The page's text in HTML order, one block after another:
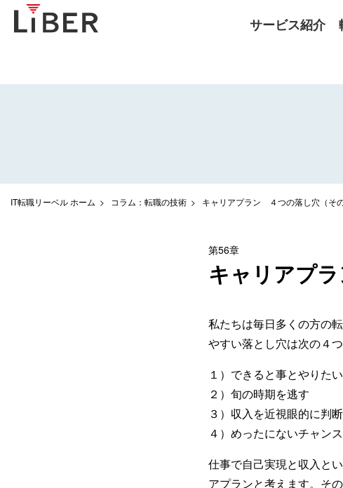
サービス紹介
IT転職リーベル ホーム コラム：転職の技術 キャリアプラン ４つの落し穴（その
第56章
キャリアプ
私たちは毎日多くの方の
やすい落とし穴は次の４つ
１）できると事とやりた
２）旬の時期を逃す
３）収入を近視眼的に判
４）めったにないチャン
仕事で自己実現と収入と
アプランと考えます。そ